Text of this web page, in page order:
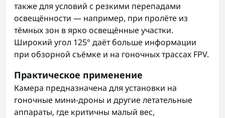
также для условий с резкими перепадами
освещённости — например, при пролёте из
тёмных зон в ярко освещённые участки.
Широкий угол 125° даёт больше информации
при обзорной съёмке и на гоночных трассах FPV.
Практическое применение
Камера предназначена для установки на
гоночные мини-дроны и другие летательные
аппараты, где критичны малый вес,